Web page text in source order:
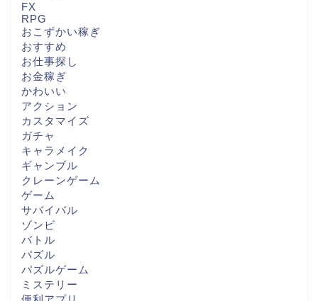
FX
RPG
おこずかい稼ぎ
おすすめ
お仕事探し
お金稼ぎ
かわいい
アクション
カスタマイズ
ガチャ
キャラメイク
ギャンブル
クレーンゲーム
ゲーム
サバイバル
ゾンビ
バトル
パズル
パズルゲーム
ミステリー